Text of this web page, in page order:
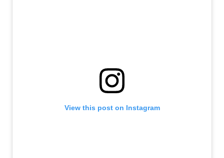
View this post on Instagram